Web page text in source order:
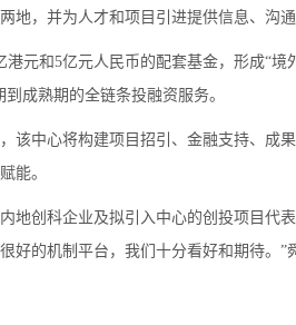
地，并为人才和项目引进提供信息、沟通
元和5亿元人民币的配套基金，形成“境
成熟期的全链条投融资服务。
该中心将构建项目招引、金融支持、成
能。
地创科企业及拟引入中心的创投项目代
好的机制平台，我们十分看好和期待。